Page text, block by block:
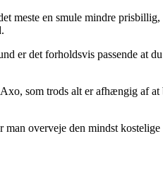
meste en smule mindre
er det forholdsvis passende at
som trods alt er afhængig af
overveje den mindst